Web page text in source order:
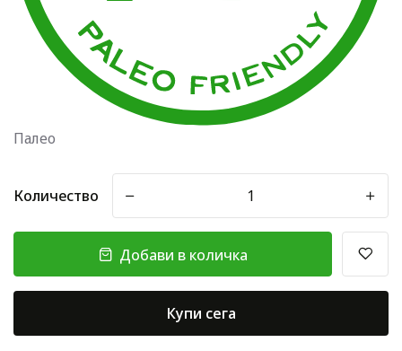
Палео
Количество
Добави в количка
Купи сега